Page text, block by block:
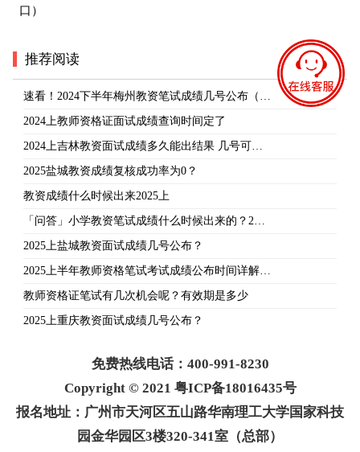
口）
推荐阅读
速看！2024下半年梅州教资笔试成绩几号公布（…
2024上教师资格证面试成绩查询时间定了
2024上吉林教资面试成绩多久能出结果 几号可…
2025盐城教资成绩复核成功率为0？
教资成绩什么时候出来2025上
「问答」小学教资笔试成绩什么时候出来的？2…
2025上盐城教资面试成绩几号公布？
2025上半年教师资格笔试考试成绩公布时间详解…
教师资格证笔试有几次机会呢？有效期是多少
2025上重庆教资面试成绩几号公布？
免费热线电话：400-991-8230
Copyright © 2021 粤ICP备18016435号
报名地址：广州市天河区五山路华南理工大学国家科技
园金华园区3楼320-341室（总部）